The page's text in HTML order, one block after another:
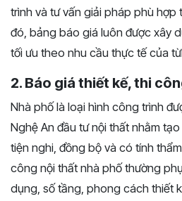
trình và tư vấn giải pháp phù hợp
đó, bảng báo giá luôn được xây
tối ưu theo nhu cầu thực tế của
2. Báo giá thiết kế, thi
Nhà phố là loại hình công trình
Nghệ An đầu tư nội thất nhằm
tiện nghi, đồng bộ và có tính
công nội thất nhà phố thường
dụng, số tầng, phong cách thiết